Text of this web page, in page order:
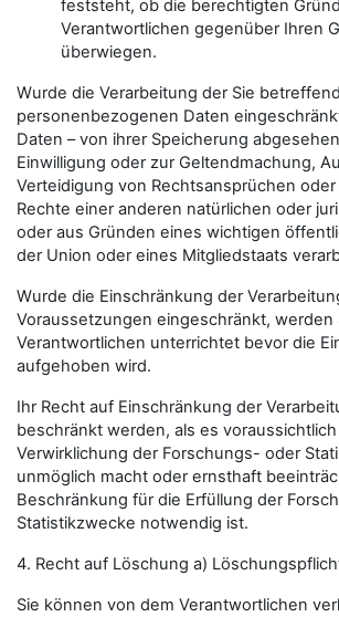
feststeht, ob die berechtigten
Verantwortlichen gegenüber Ihren
überwiegen.
Wurde die Verarbeitung der Sie
personenbezogenen Daten
Daten – von ihrer Speicherung
Einwilligung oder zur Geltendmachung,
Verteidigung von Rechtsansprüchen
Rechte einer anderen natürlichen oder
oder aus Gründen eines wichtigen
der Union oder eines Mitgliedstaats
Wurde die Einschränkung der
Voraussetzungen eingeschränkt, werden
Verantwortlichen unterrichtet bevor die
aufgehoben wird.
Ihr Recht auf Einschränkung der
beschränkt werden, als es
Verwirklichung der Forschungs- oder
unmöglich macht oder ernsthaft
Beschränkung für die Erfüllung der
Statistikzwecke notwendig ist.
4. Recht auf Löschung a)
Sie können von dem Verantwortlichen